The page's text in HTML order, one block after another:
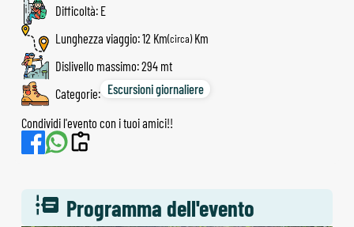
Programma dell'evento
Difficoltà: E
Lunghezza viaggio: 12 Km(circa)
Dislivello massimo: 294 mt
Categorie: Escursioni giornaliere
Condividi l'evento con i tuoi amici!!